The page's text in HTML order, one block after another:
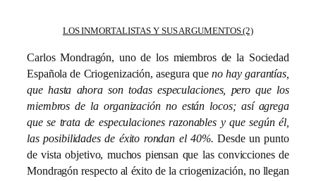
LOS INMORTALISTAS Y SUS ARGUMENTOS (2)
Carlos Mondragón, uno de los miembros de la Sociedad
Española de Criogenización, asegura que no hay garantías,
que hasta ahora son todas especulaciones, pero que los
miembros de la organización no están locos; así agrega
que se trata de especulaciones razonables y que según él,
las posibilidades de éxito rondan el 40%. Desde un punto
de vista objetivo, muchos piensan que las convicciones de
Mondragón respecto al éxito de la criogenización, no llegan